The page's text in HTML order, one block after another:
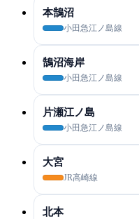
本鵠沼
小田急江ノ島線
鵠沼海岸
小田急江ノ島線
片瀬江ノ島
小田急江ノ島線
大宮
JR高崎線
北本